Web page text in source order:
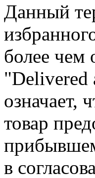
Данный
более чем
"Delivered
означает,
товар
в